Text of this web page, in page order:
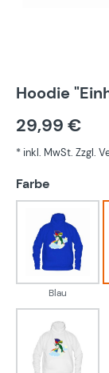
Hoodie
29,99 €
* inkl. MwSt. Zzgl.
Farbe
Blau
Blau
Weiß